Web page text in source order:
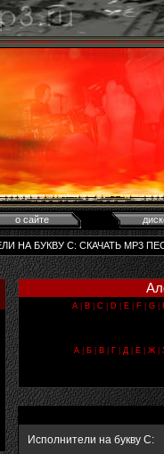
о сайте
НА БУКВУ С: CКАЧАТЬ MP3
A B C D E F G
А| Б| В| Г| Д| Е| Ж|
Исполнители на букву С: